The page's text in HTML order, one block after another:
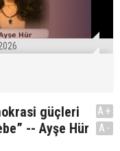
güçleri
-- Ayşe Hür
A+
A-